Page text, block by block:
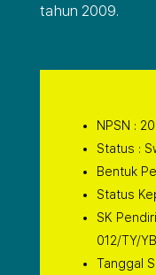
tahun 2009.
NPSN :
Status :
Bentuk
Status
SK
012/TY/
Tanggal